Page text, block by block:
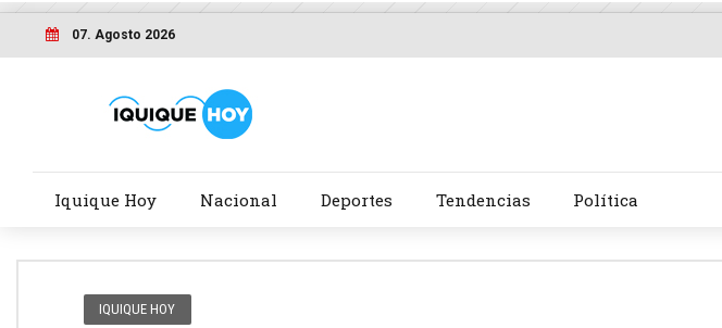
07. Agosto 2026
Iquique Hoy Nacional Deportes Tendencias Política
IQUIQUE HOY